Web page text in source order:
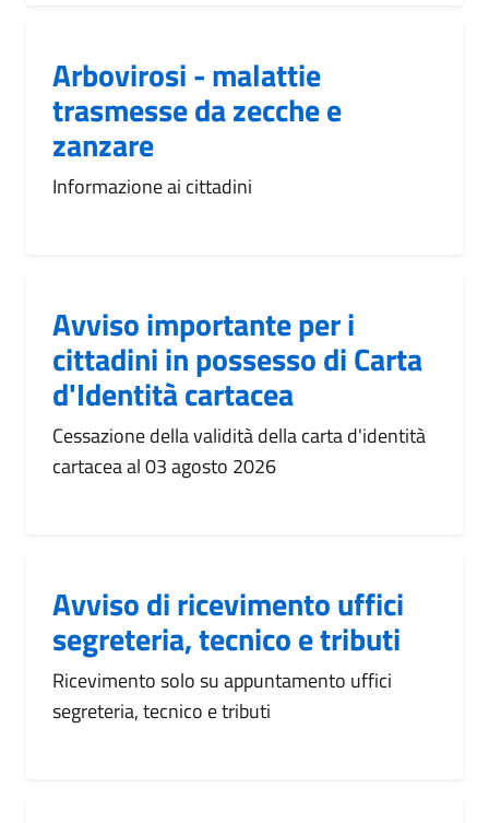
Arbovirosi - malattie
trasmesse da zecche e
zanzare
Informazione ai cittadini
Avviso importante per i
cittadini in possesso di Carta
d'Identità cartacea
Cessazione della validità della carta d'identità
cartacea al 03 agosto 2026
Avviso di ricevimento uffici
segreteria, tecnico e tributi
Ricevimento solo su appuntamento uffici
segreteria, tecnico e tributi